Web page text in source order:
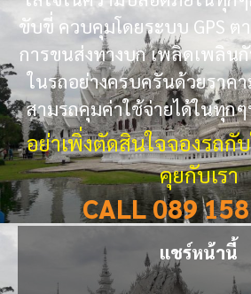
ขับขี่ ควบคุมโดยระบบ GPS ต
การขนส่งทางบก เพลิดเพลิน
ในรถอย่างครบครันด้วยราค
สามรถคุมค่าใช้จ่ายได้ในทุก
อย่าเพิ่งตัดสินใจจองรถกั
คุยกับเรา
CALL 089
แชร์หน้านี้